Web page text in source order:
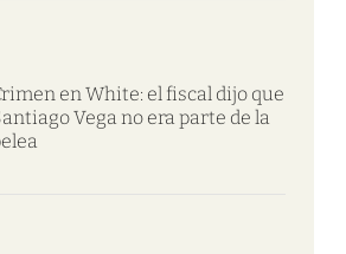
en White: el fiscal dijo que
Vega no era parte de la